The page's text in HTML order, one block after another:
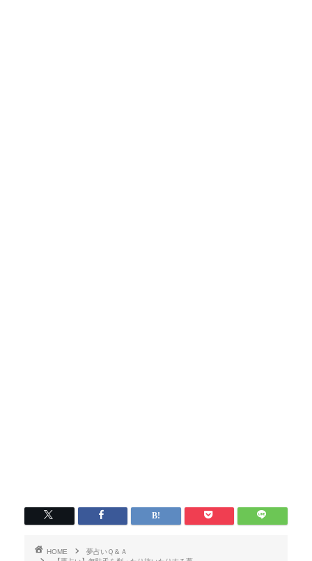
HOME
夢占いＱ＆Ａ